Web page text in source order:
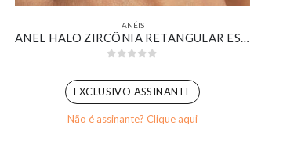
ANÉIS
ANEL HALO ZIRCÔNIA RETANGULAR ESMERALDA BANHADO EM OURO 18K
EXCLUSIVO ASSINANTE
Não é assinante? Clique aqui